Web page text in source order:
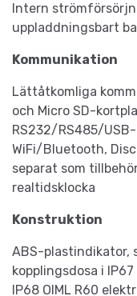
Intern
uppladdningsbart
Kommunikation
Lättåtkomliga
och Micro SD-
RS232/RS485/
WiFi/Bluetooth,
separat som
realtidsklocka
Konstruktion
ABS-plastindikator,
kopplingsdosa i
IP68 OIML R60